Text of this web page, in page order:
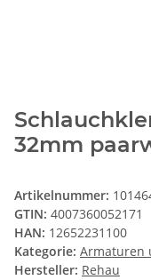
32mm
Artikelnummer:
GTIN: 4007360052171
HAN: 12652231100
Kategorie: Armaturen
Hersteller: Rehau